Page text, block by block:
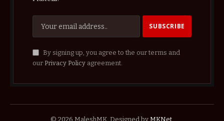
By signing up, you agree to the our terms and
our Privacy Policyagreement.
© 2026 MaleshMK. Designed by MKNet